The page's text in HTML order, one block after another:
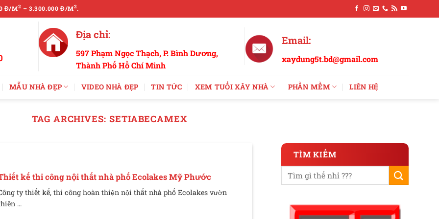
Đ/M2 – 3.300.000 Đ/M2.
Địa chỉ:
597 Phạm Ngọc Thạch, P. Bình Dương,
Thành Phố Hồ Chí Minh
Email:
xaydung5t.bd@gmail.com
MẪU NHÀ ĐẸP VIDEO NHÀ ĐẸP TIN TỨC XEM TUỔI XÂY NHÀ PHẦN MỀM LIÊN HỆ
TAG ARCHIVES: SETIABECAMEX
kế thi công nội thất nhà phố Ecolakes Mỹ Phước
ty thiết kế, thi công hoàn thiện nội thất nhà phố Ecolakes vườn
...
TÌM KIẾM